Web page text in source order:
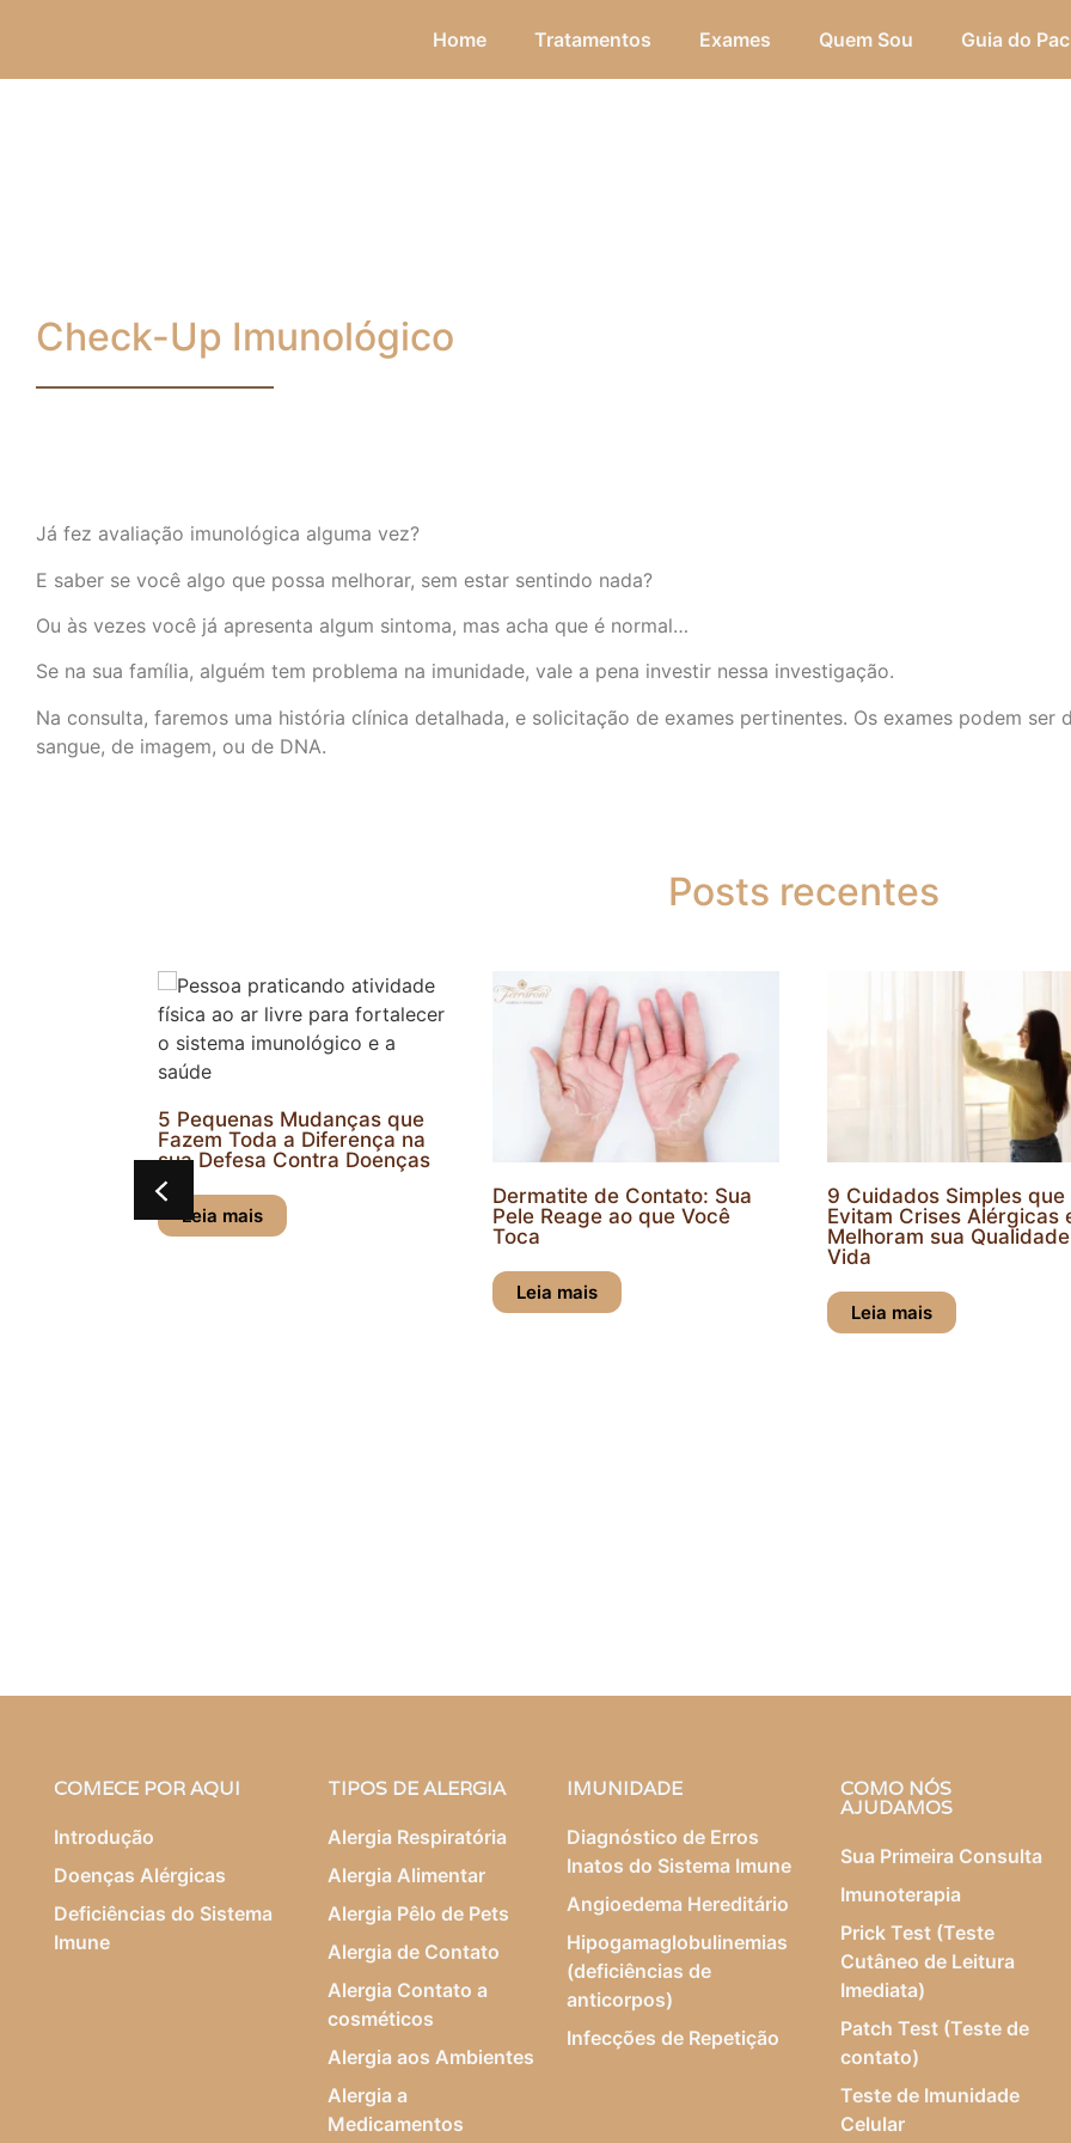
Home Tratamentos Exames Quem Sou Guia do
Check-Up Imunológico
Já fez avaliação imunológica alguma vez?
E saber se você algo que possa melhorar, sem estar sentindo nada?
Ou às vezes você já apresenta algum sintoma, mas acha que é normal…
Se na sua família, alguém tem problema na imunidade, vale a pena investir nessa investigação.
Na consulta, faremos uma história clínica detalhada, e solicitação de exames pertinentes. Os exames podem ser
sangue, de imagem, ou de DNA.
Posts recentes
Dermatite de Contato: Sua
Pele Reage ao que Você
Toca
9 Cuidados Simples que
Evitam Crises Alérgicas e
Melhoram sua Qualidade de
Leia mais
Glúten e Lactose:
diagnóstico evita
COMECE POR AQUI
Introdução
Doenças Alérgicas
Deficiências do Sistema
Imune
TIPOS DE ALERGIA
Alergia Respiratória
Alergia Alimentar
Alergia Pêlo de Pets
Alergia de Contato
Alergia Contato a
cosméticos
Alergia aos Ambientes
Alergia a
Medicamentos
IMUNIDADE
Diagnóstico de Erros
Inatos do Sistema Imune
Angioedema Hereditário
Hipogamaglobulinemias
(deficiências de
anticorpos)
Infecções de Repetição
COMO NÓS
AJUDAMOS
Sua Primeira Consulta
Imunoterapia
Prick Test (Teste
Cutâneo de Leitura
Imediata)
Patch Test (Teste de
contato)
Teste de Imunidade
Celular